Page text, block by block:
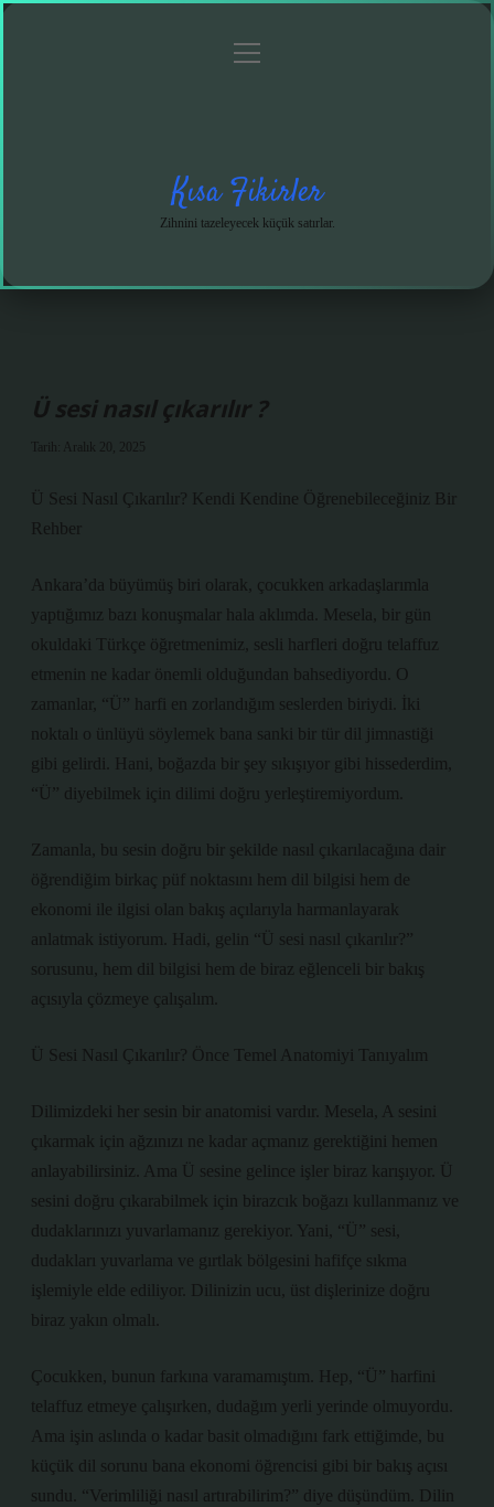
menüyü
Kısa Fikirler
Zihnini tazeleyecek küçük satırlar.
Ü sesi nasıl çıkarılır ?
Tarih: Aralık 20, 2025
Ü Sesi Nasıl Çıkarılır? Kendi Kendine Öğrenebileceğiniz Bir
Rehber
Ankara’da büyümüş biri olarak, çocukken arkadaşlarımla
yaptığımız bazı konuşmalar hala aklımda. Mesela, bir gün
okuldaki Türkçe öğretmenimiz, sesli harfleri doğru telaffuz
etmenin ne kadar önemli olduğundan bahsediyordu. O
zamanlar, “Ü” harfi en zorlandığım seslerden biriydi. İki
noktalı o ünlüyü söylemek bana sanki bir tür dil jimnastiği
gibi gelirdi. Hani, boğazda bir şey sıkışıyor gibi hissederdim,
“Ü” diyebilmek için dilimi doğru yerleştiremiyordum.
Zamanla, bu sesin doğru bir şekilde nasıl çıkarılacağına dair
öğrendiğim birkaç püf noktasını hem dil bilgisi hem de
ekonomi ile ilgisi olan bakış açılarıyla harmanlayarak
anlatmak istiyorum. Hadi, gelin “Ü sesi nasıl çıkarılır?”
sorusunu, hem dil bilgisi hem de biraz eğlenceli bir bakış
açısıyla çözmeye çalışalım.
Ü Sesi Nasıl Çıkarılır? Önce Temel Anatomiyi Tanıyalım
Dilimizdeki her sesin bir anatomisi vardır. Mesela, A sesini
çıkarmak için ağzınızı ne kadar açmanız gerektiğini hemen
anlayabilirsiniz. Ama Ü sesine gelince işler biraz karışıyor. Ü
sesini doğru çıkarabilmek için birazcık boğazı kullanmanız ve
dudaklarınızı yuvarlamanız gerekiyor. Yani, “Ü” sesi,
dudakları yuvarlama ve gırtlak bölgesini hafifçe sıkma
işlemiyle elde ediliyor. Dilinizin ucu, üst dişlerinize doğru
biraz yakın olmalı.
Çocukken, bunun farkına varamamıştım. Hep, “Ü” harfini
telaffuz etmeye çalışırken, dudağım yerli yerinde olmuyordu.
Ama işin aslında o kadar basit olmadığını fark ettiğimde, bu
küçük dil sorunu bana ekonomi öğrencisi gibi bir bakış açısı
sundu. “Verimliliği nasıl artırabilirim?” diye düşündüm. Dilin